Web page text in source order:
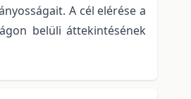
A cél elérése a
belüli áttekintésének